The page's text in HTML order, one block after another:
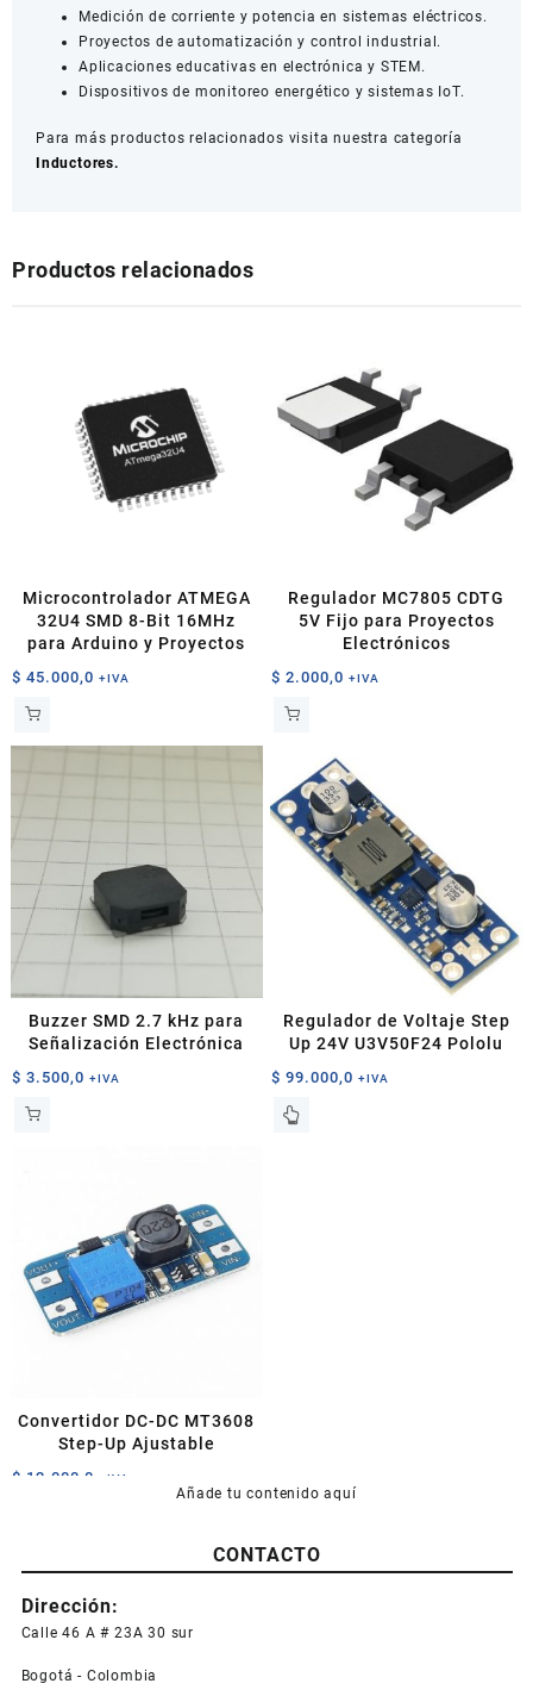
Medición de corriente y potencia en sistemas eléctricos.
Proyectos de automatización y control industrial.
Aplicaciones educativas en electrónica y STEM.
Dispositivos de monitoreo energético y sistemas IoT.
Para más productos relacionados visita nuestra categoría
Inductores.
Productos relacionados
Microcontrolador ATMEGA
32U4 SMD 8-Bit 16MHz
para Arduino y Proyectos
$ 45.000,0 +IVA
Regulador MC7805 CDTG
5V Fijo para Proyectos
Electrónicos
$ 2.000,0 +IVA
Buzzer SMD 2.7 kHz para
Señalización Electrónica
$ 3.500,0 +IVA
Regulador de Voltaje Step
Up 24V U3V50F24 Pololu
$ 99.000,0 +IVA
Convertidor DC-DC MT3608
Step-Up Ajustable
$ 12.000,0 +IVA
Añade tu contenido aquí
CONTACTO
Dirección:
Calle 46 A # 23A 30 sur
Bogotá - Colombia